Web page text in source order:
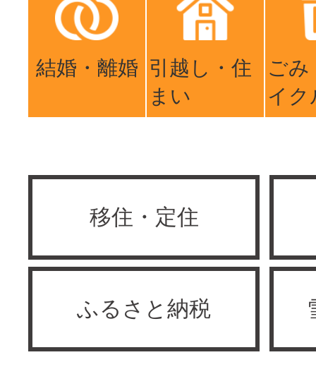
結婚・離婚 引越し・住
まい
ごみ
イク
移住・定住
ふるさと納税